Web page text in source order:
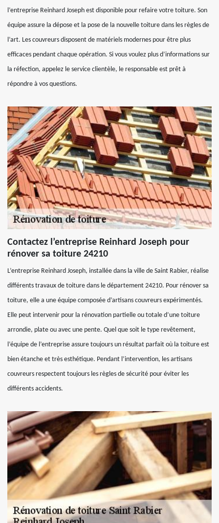
l’entreprise Reinhard Joseph est disponible pour refaire votre toiture. Son
équipe assure la dépose et la pose de la nouvelle toiture dans les règles de
l’art. Les couvreurs disposent de matériels modernes pour être plus
efficaces pendant chaque opération. Si vous voulez plus d’informations sur
la réfection, appelez le service clientèle, le responsable est prêt à
répondre à vos questions.
Contactez l’entreprise Reinhard Joseph pour
rénover sa toiture 24210
L’entreprise Reinhard Joseph, installée dans la ville de Saint Rabier, réalise
différents travaux de toiture dans le département 24210. Pour rénover sa
toiture, elle a une équipe composée d’artisans couvreurs expérimentés.
Elle peut intervenir pour la rénovation partielle ou totale d’une toiture
arrondie, plate ou avec une pente. Quel que soit le type revêtement,
l’équipe de l’entreprise assure toujours un résultat parfait où la toiture est
bien étanche et très esthétique. Pendant l’intervention, les artisans
couvreurs respectent toujours les règles de sécurité pour éviter les
différents accidents.